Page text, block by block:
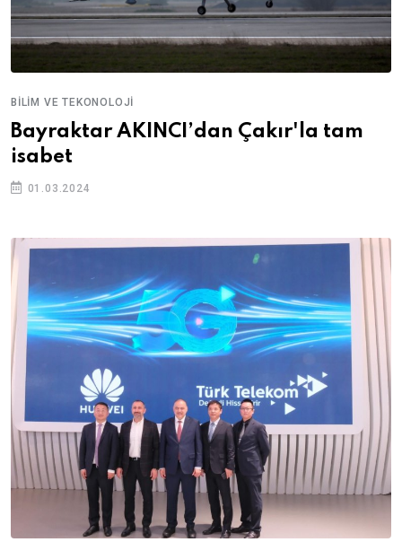
BILIM VE TEKONOLOJI
Bayraktar AKINCI’dan Çakır'la tam
isabet
01.03.2024